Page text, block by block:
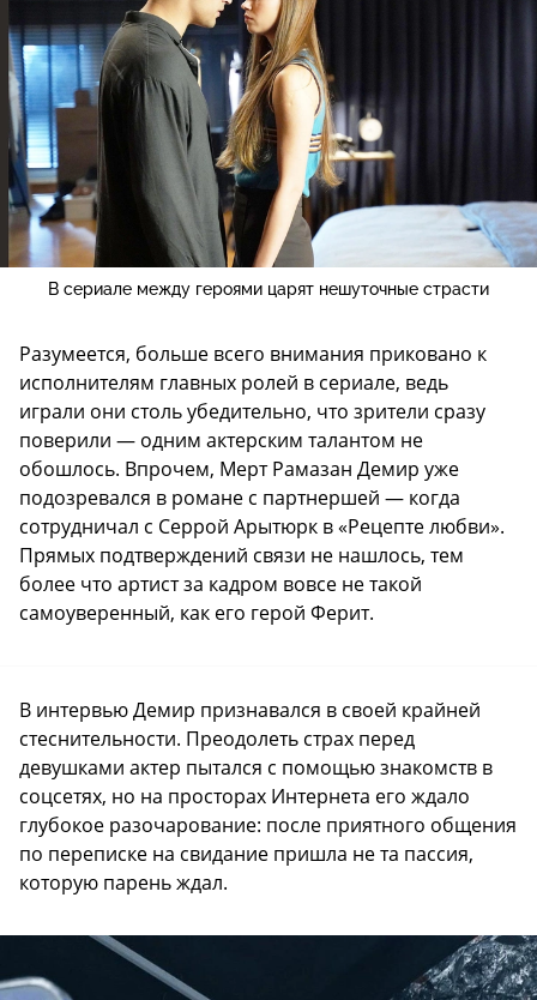
В сериале между героями царят нешуточные страсти
Разумеется, больше всего внимания приковано к
исполнителям главных ролей в сериале, ведь
играли они столь убедительно, что зрители сразу
поверили — одним актерским талантом не
обошлось. Впрочем, Мерт Рамазан Демир уже
подозревался в романе с партнершей — когда
сотрудничал с Серрой Арытюрк в «Рецепте любви».
Прямых подтверждений связи не нашлось, тем
более что артист за кадром вовсе не такой
самоуверенный, как его герой Ферит.
В интервью Демир признавался в своей крайней
стеснительности. Преодолеть страх перед
девушками актер пытался с помощью знакомств в
соцсетях, но на просторах Интернета его ждало
глубокое разочарование: после приятного общения
по переписке на свидание пришла не та пассия,
которую парень ждал.